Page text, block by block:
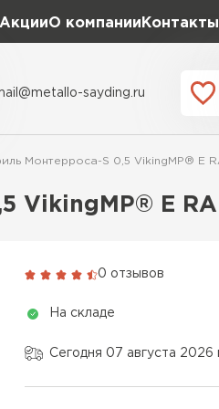
АкцииО компании Контакты
Доборные
sayding.ru
Монтерроса-S 0,5 VikingMP® E
VikingMP® E
0 отзывов
На складе
Сегодня 07 августа